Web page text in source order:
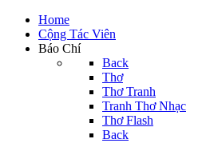
Home
Cộng Tác Viên
Báo Chí
Back
Thơ
Thơ Tranh
Tranh Thơ Nhạc
Thơ Flash
Back